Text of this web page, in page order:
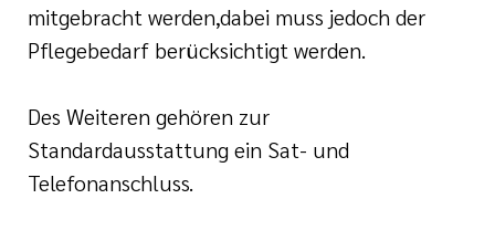
mitgebracht werden,dabei muss jedoch der
Pflegebedarf berücksichtigt werden.
Des Weiteren gehören zur
Standardausstattung ein Sat- und
Telefonanschluss.